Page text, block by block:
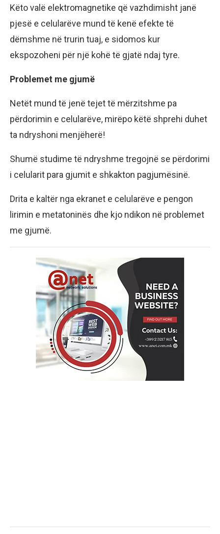
Këto valë elektromagnetike që vazhdimisht janë
pjesë e celularëve mund të kenë efekte të
dëmshme në trurin tuaj, e sidomos kur
ekspozoheni për një kohë të gjatë ndaj tyre.
Problemet me gjumë
Netët mund të jenë tejet të mërzitshme pa
përdorimin e celularëve, mirëpo këtë shprehi duhet
ta ndryshoni menjëherë!
Shumë studime të ndryshme tregojnë se përdorimi
i celularit para gjumit e shkakton pagjumësinë.
Drita e kaltër nga ekranet e celularëve e pengon
lirimin e metatoninës dhe kjo ndikon në problemet
me gjumë.